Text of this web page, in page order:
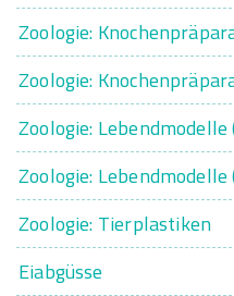
Zoologie:
Zoologie:
Zoologie: Lebendmodelle
Zoologie:
Zoologie: Tierplastiken
Eiabgüsse